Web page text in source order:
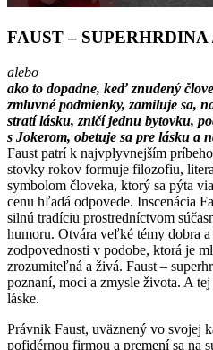
FAUST –
alebo
ako to dopadne, keď znudený
zmluvné podmienky, zamiluje sa,
stratí lásku, zničí jednu bytovku,
s Jokerom, obetuje sa pre lásku a
Faust patrí k najvplyvnejším
stovky rokov formuje filozofiu,
symbolom človeka, ktorý sa pýta
cenu hľadá odpovede. Inscenácia
silnú tradíciu prostredníctvom
humoru. Otvára veľké témy dobra a
zodpovednosti v podobe, ktorá je
zrozumiteľná a živá. Faust –
poznaní, moci a zmysle života. A
láske.
Právnik Faust, uväznený vo svojej
pofidérnou firmou a premení sa na